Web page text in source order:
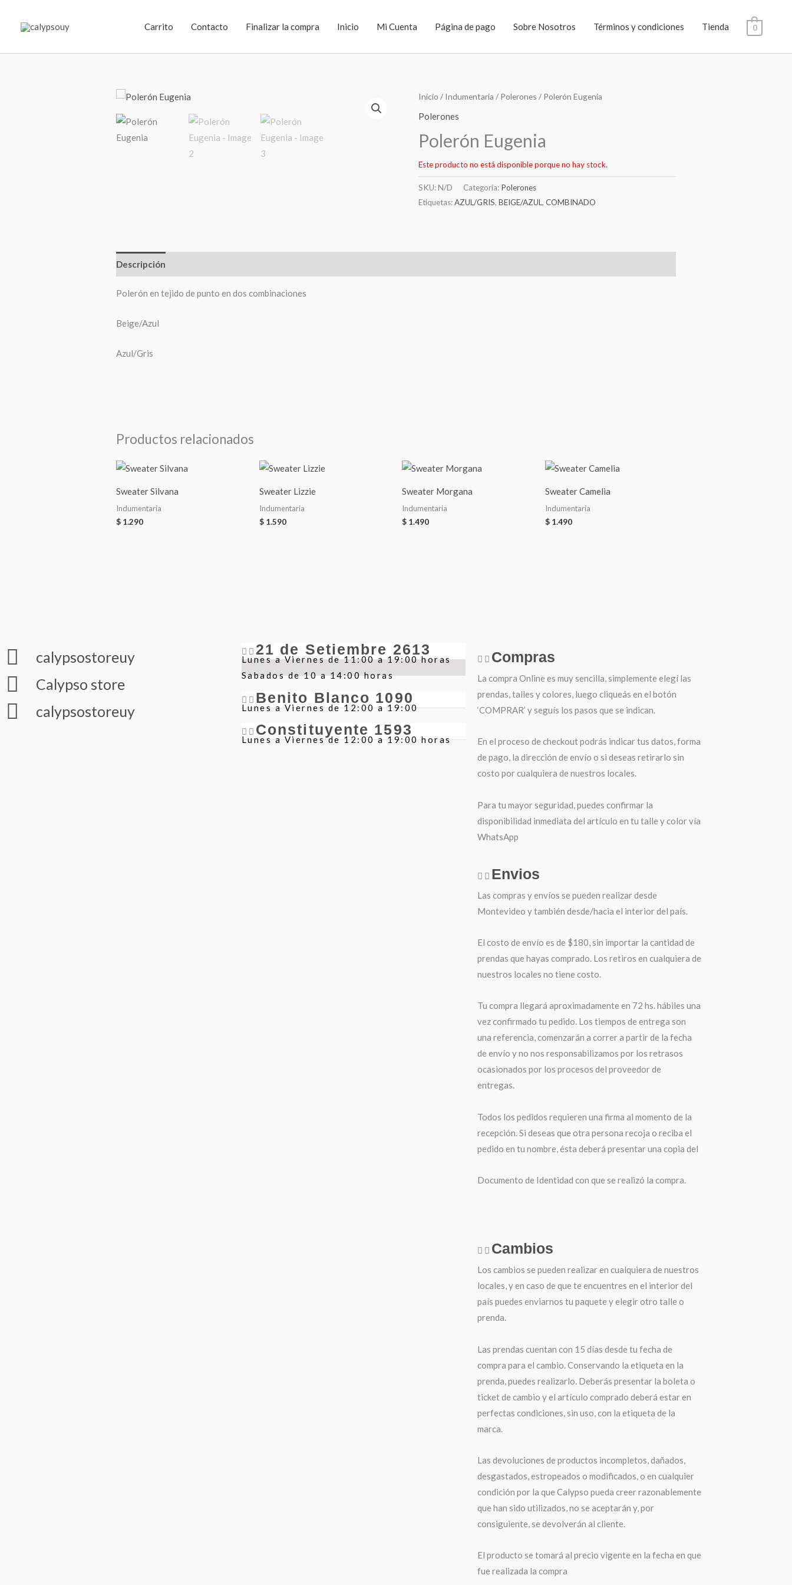
Carrito Contacto Finalizar la compra Inicio Mi Cuenta Página de pago Sobre Nosotros Términos y condiciones Tienda 0
Inicio / Indumentaria / Polerones / Polerón Eugenia
Polerones
Polerón Eugenia
Este producto no está disponible porque no hay stock.
SKU:N/D Categoría: Polerones
Etiquetas:AZUL/GRIS, BEIGE/AZUL, COMBINADO
Descripción
Polerón en tejido de punto en dos combinaciones
Beige/Azul
Azul/Gris
Productos relacionados
Sweater Silvana
Indumentaria
$ 1.290
Sweater Lizzie
Indumentaria
$1.590
Sweater Morgana
Indumentaria
$ 1.490
Sweater Camelia
Indumentaria
$1.490
calypsostoreuy
Calypso store
calypsostoreuy
21 de Setiembre 2613
Lunes a Viernes de 11:00 a 19:00 horas
Sabados de 10 a 14:00 horas
Benito Blanco 1090
Lunes a Viernes de 12:00 a 19:00
Constituyente 1593
Lunes a Viernes de 12:00 a 19:00 horas
Compras
La compra Online es muy sencilla, simplemente elegí las
prendas, talles y colores, luego cliqueás en el botón
‘COMPRAR’ y seguís los pasos que se indican.
En el proceso de checkout podrás indicar tus datos, forma
de pago, la dirección de envío o si deseas retirarlo sin
costo por cualquiera de nuestros locales.
Para tu mayor seguridad, puedes confirmar la
disponibilidad inmediata del artículo en tu talle y color vía
WhatsApp
Envios
Las compras y envíos se pueden realizar desde
Montevideo y también desde/hacia el interior del país.
El costo de envío es de $180, sin importar la cantidad de
prendas que hayas comprado. Los retiros en cualquiera de
nuestros locales no tiene costo.
Tu compra llegará aproximadamente en 72 hs. hábiles una
vez confirmado tu pedido. Los tiempos de entrega son
una referencia, comenzarán a correr a partir de la fecha
de envío y no nos responsabilizamos por los retrasos
ocasionados por los procesos del proveedor de
entregas.
Todos los pedidos requieren una firma al momento de la
recepción. Si deseas que otra persona recoja o reciba el
pedido en tu nombre, ésta deberá presentar una copia del
Documento de Identidad con que se realizó la compra.
Cambios
Los cambios se pueden realizar en cualquiera de nuestros
locales, y en caso de que te encuentres en el interior del
país puedes enviarnos tu paquete y elegir otro talle o
prenda.
Las prendas cuentan con 15 días desde tu fecha de
compra para el cambio. Conservando la etiqueta en la
prenda, puedes realizarlo. Deberás presentar la boleta o
ticket de cambio y el artículo comprado deberá estar en
perfectas condiciones, sin uso, con la etiqueta de la
marca.
Las devoluciones de productos incompletos, dañados,
desgastados, estropeados o modificados, o en cualquier
condición por la que Calypso pueda creer razonablemente
que han sido utilizados, no se aceptarán y, por
consiguiente, se devolverán al cliente.
El producto se tomará al precio vigente en la fecha en que
fue realizada la compra